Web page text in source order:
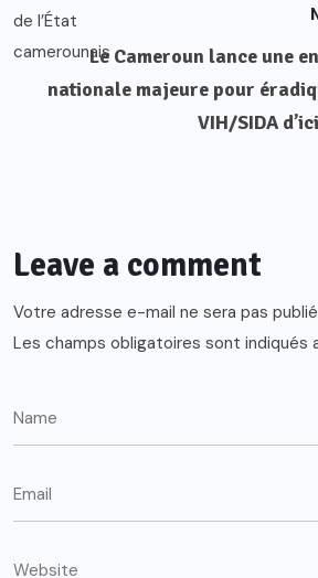
Le Cameroun lance une
nationale majeure pour
VIH/SIDA
Leave a comment
Votre adresse e-mail ne sera pas
Les champs obligatoires sont indiqués